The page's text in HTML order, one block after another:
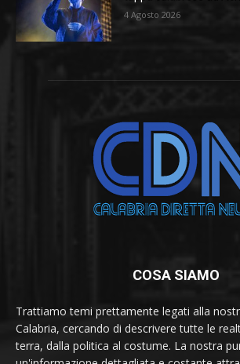
4 Agosto 2026
COSA SIAMO
Trattiamo temi prettamente legati alla
Calabria, cercando di descrivere tutte le
terra, dalla politica al costume. La nostra